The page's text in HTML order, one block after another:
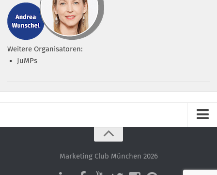
Weitere Organisatoren:
JuMPs
Datenschutz – ganz einfach!
Datenschutzerklärung
Marketing Club München 2026